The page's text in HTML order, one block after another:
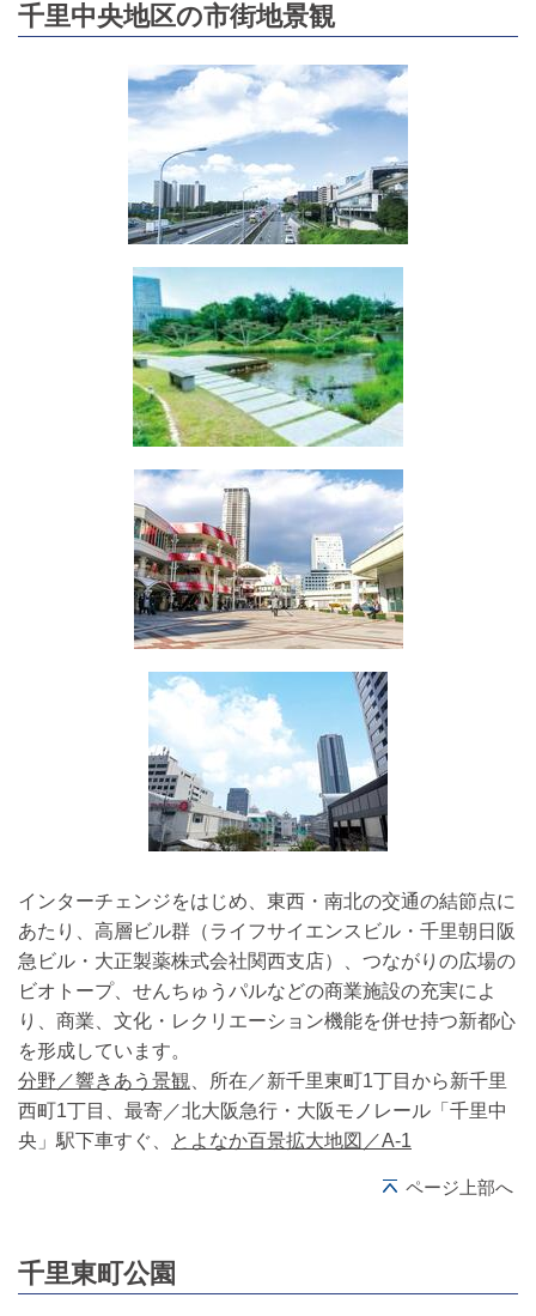
千里中央地区の市街地景観
インターチェンジをはじめ、東西・南北の交通の結節点に
あたり、高層ビル群（ライフサイエンスビル・千里朝日阪
急ビル・大正製薬株式会社関西支店）、つながりの広場の
ビオトープ、せんちゅうパルなどの商業施設の充実によ
り、商業、文化・レクリエーション機能を併せ持つ新都心
を形成しています。
分野／響きあう景観 、所在／新千里東町1丁目から新千里
西町1丁目、最寄／北大阪急行・大阪モノレール「千里中
央」駅下車すぐ、
とよなか百景拡大地図／A-1
ページ上部へ
千里東町公園